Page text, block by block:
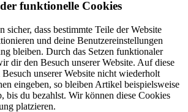
funktionelle Cookies
sicher, dass bestimmte Teile der Website
und deine Benutzereinstellungen
bleiben. Durch das Setzen funktionaler
dir den Besuch unserer Website. Auf diese
unserer Website nicht wiederholt
eingeben, so bleiben Artikel beispielsweise
bis du bezahlst. Wir können diese Cookies
platzieren.